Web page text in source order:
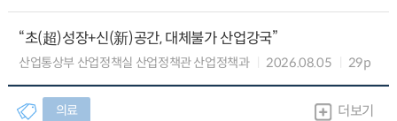
“초(超)성장+신(新)공간, 대체불가 산업강국”
산업통상부 산업정책실 산업정책관 산업정책과 2026.08.05 29p
의료 더보기